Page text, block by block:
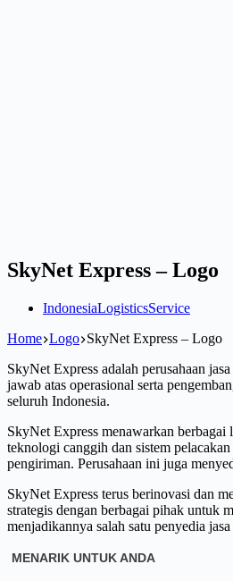
SkyNet Express – Logo
IndonesiaLogisticsService
Home Logo SkyNet Express – Logo
SkyNet Express adalah perusahaan
jawab atas operasional serta
seluruh Indonesia.
SkyNet Express menawarkan
teknologi canggih dan sistem
pengiriman. Perusahaan ini juga
SkyNet Express terus berinovasi dan
strategis dengan berbagai pihak untuk
menjadikannya salah satu penyedia